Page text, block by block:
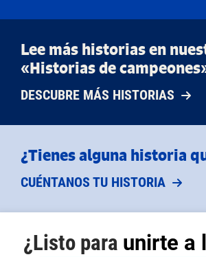
Lee más historias en
«Historias de
DESCUBRE MÁS HISTORIAS
¿Tienes alguna historia
CUÉNTANOS TU HISTORIA
¿Listo para unirte a